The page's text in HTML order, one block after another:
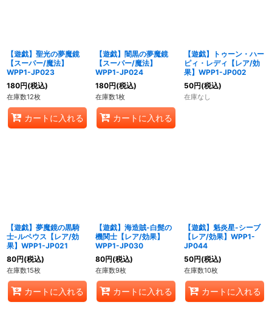
【遊戯】聖光の夢魔鏡
【スーパー/魔法】
WPP1-JP023
180円(税込)
在庫数12枚
カートに入れる
【遊戯】闇黒の夢魔鏡
【スーパー/魔法】
WPP1-JP024
180円(税込)
在庫数1枚
カートに入れる
【遊戯】トゥーン・ハー
ピィ・レディ【レア/効
果】WPP1-JP002
50円(税込)
在庫なし
【遊戯】夢魔鏡の黒騎
士-ルペウス【レア/効
果】WPP1-JP021
80円(税込)
在庫数15枚
カートに入れる
【遊戯】海造賊-白髭の
機関士【レア/効果】
WPP1-JP030
80円(税込)
在庫数9枚
カートに入れる
【遊戯】魁炎星-シーブ
【レア/効果】WPP1-
JP044
50円(税込)
在庫数10枚
カートに入れる